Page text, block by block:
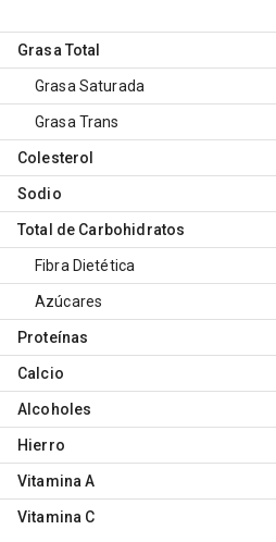
Grasa Total
Grasa Saturada
Grasa Trans
Colesterol
Sodio
Total de Carbohidratos
Fibra Dietética
Azúcares
Proteínas
Calcio
Alcoholes
Hierro
Vitamina A
Vitamina C